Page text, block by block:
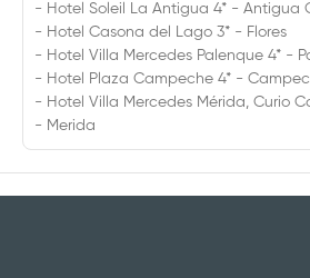
- Hotel Soleil La Antigua 4* - Antigua
- Hotel Casona del Lago 3* - Flores
- Hotel Villa Mercedes Palenque 4* -
- Hotel Plaza Campeche 4* -
- Hotel Villa Mercedes Mérida, Curio
- Merida